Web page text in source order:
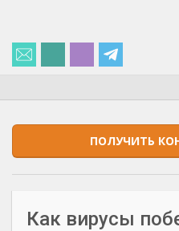
ПОЛУЧИТЬ
Как вирусы